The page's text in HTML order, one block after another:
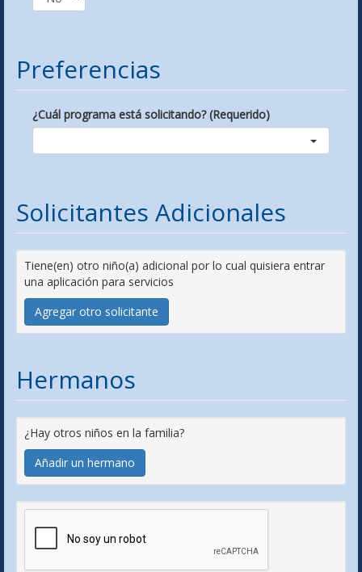
Preferencias
¿Cuál programa está solicitando? (Requerido)
Solicitantes Adicionales
Tiene(en) otro niño(a) adicional por lo cual quisiera entrar
una aplicación para servicios
Agregar otro solicitante
Hermanos
¿Hay otros niños en la familia?
Añadir un hermano